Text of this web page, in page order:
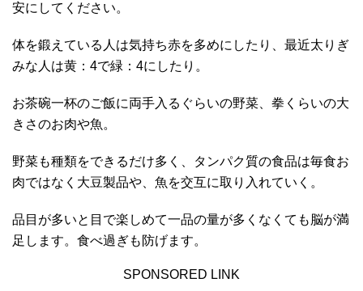
安にしてください。
体を鍛えている人は気持ち赤を多めにしたり、最近太りぎ
みな人は黄：4で緑：4にしたり。
お茶碗一杯のご飯に両手入るぐらいの野菜、拳くらいの大
きさのお肉や魚。
野菜も種類をできるだけ多く、タンパク質の食品は毎食お
肉ではなく大豆製品や、魚を交互に取り入れていく。
品目が多いと目で楽しめて一品の量が多くなくても脳が満
足します。食べ過ぎも防げます。
SPONSORED LINK